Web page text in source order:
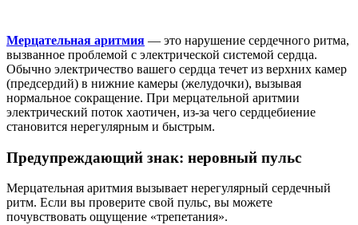
Мерцательная аритмия — это нарушение сердечного ритма,
вызванное проблемой с электрической системой сердца.
Обычно электричество вашего сердца течет из верхних камер
(предсердий) в нижние камеры (желудочки), вызывая
нормальное сокращение. При мерцательной аритмии
электрический поток хаотичен, из-за чего сердцебиение
становится нерегулярным и быстрым.
Предупреждающий знак: неровный пульс
Мерцательная аритмия вызывает нерегулярный сердечный
ритм. Если вы проверите свой пульс, вы можете
почувствовать ощущение «трепетания».